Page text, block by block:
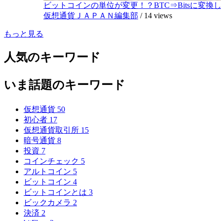
ビットコインの単位が変更！？BTC⇒Bitsに変換し
仮想通貨ＪＡＰＡＮ編集部 / 14 views
もっと見る
人気のキーワード
いま話題のキーワード
仮想通貨 50
初心者 17
仮想通貨取引所 15
暗号通貨 8
投資 7
コインチェック 5
アルトコイン 5
ビットコイン 4
ビットコインとは 3
ビックカメラ 2
決済 2